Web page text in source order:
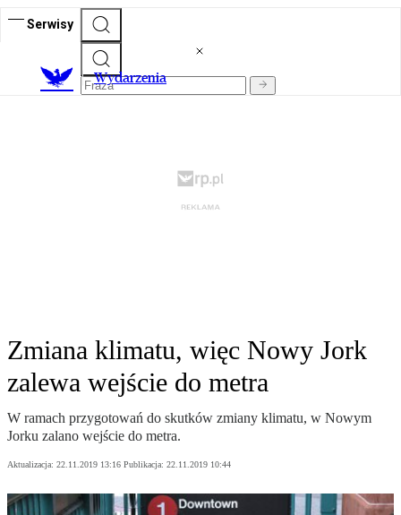
Serwisy
Wydarzenia
Zmiana klimatu, więc Nowy Jork
zalewa wejście do metra
W ramach przygotowań do skutków zmiany klimatu, w Nowym
Jorku zalano wejście do metra.
Aktualizacja: 22.11.2019 13:16 Publikacja: 22.11.2019 10:44